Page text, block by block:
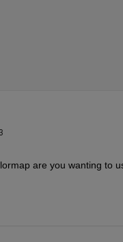
are you wanting to